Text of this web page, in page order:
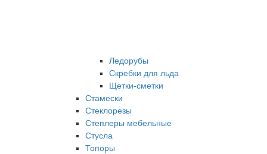
Ледорубы
Скребки для льда
Щетки-сметки
Стамески
Стеклорезы
Степлеры мебельные
Стусла
Топоры